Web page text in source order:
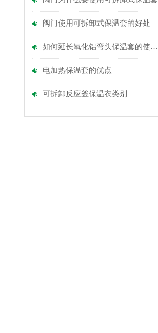
阀门使用可拆卸式保温套的好处
如何延长氧化铝弯头保温套的使用寿命
电加热保温套的优点
可拆卸反应釜保温衣类别